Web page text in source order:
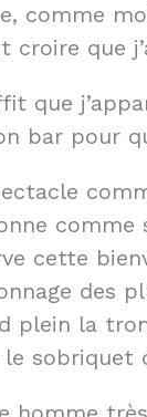
comme
croire que
que
bar pour
comme
cette
des
plein la
le sobriquet